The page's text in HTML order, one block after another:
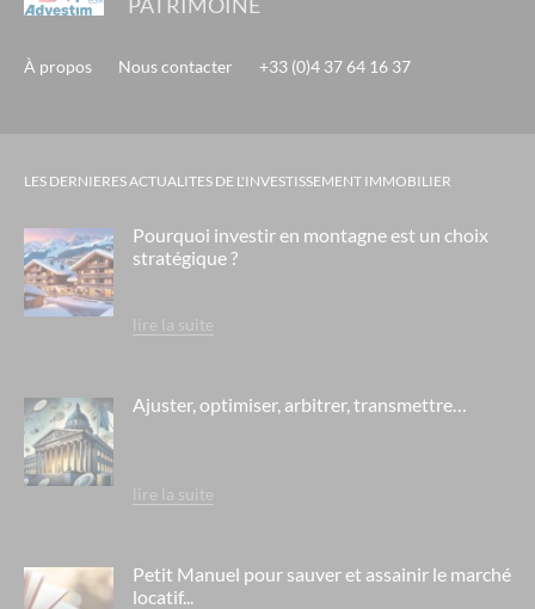
À propos Nous contacter +33 (0)4 37 64 16 37
LES DERNIERES ACTUALITES DE L'INVESTISSEMENT IMMOBILIER
Pourquoi investir en montagne est un choix
stratégique ?
lire la suite
Ajuster, optimiser, arbitrer, transmettre…
lire la suite
Petit Manuel pour sauver et assainir le marché
locatif...